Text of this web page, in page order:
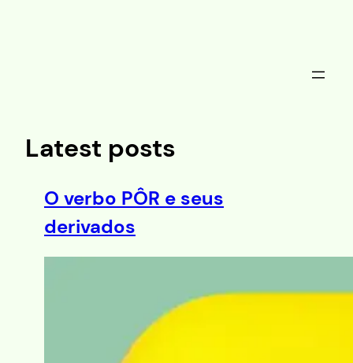
Latest posts
O verbo PÔR e seus
derivados